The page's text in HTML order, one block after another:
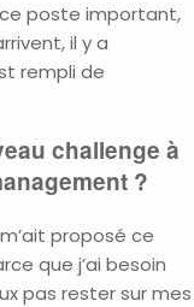
poste important,
il y a
rempli de
challenge à
?
proposé ce
que j’ai besoin
pas rester sur mes